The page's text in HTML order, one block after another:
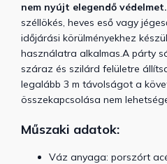
nem nyújt elegendő védelmet.
széllökés, heves eső vagy
időjárási körülményekhez
használatra alkalmas.A párty
száraz és szilárd felületre
legalább 3 m távolságot a
összekapcsolása nem
Műszaki adatok:
Váz anyaga: porszórt